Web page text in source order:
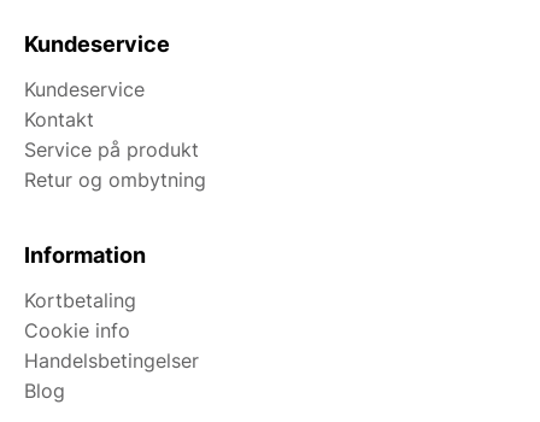
Kundeservice
Kundeservice
Kontakt
Service på produkt
Retur og ombytning
Information
Kortbetaling
Cookie info
Handelsbetingelser
Blog